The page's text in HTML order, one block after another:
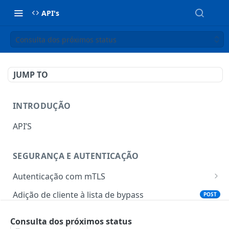
API's
Consulta dos próximos status
JUMP TO
INTRODUÇÃO
API’S
SEGURANÇA E AUTENTICAÇÃO
Autenticação com mTLS
Token para gerar certificado mTLS
POST
Adição de cliente à lista de bypass POST
TOTP
Consulta dos próximos status